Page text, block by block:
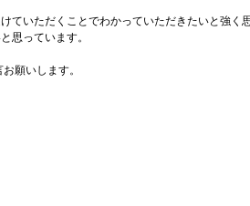
ていただくことでわかっていただきたいと強
思っています。
願いします。